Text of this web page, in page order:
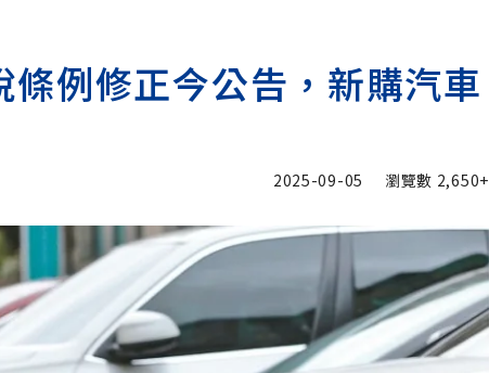
例修正今公告，新購汽車
2025-09-05 瀏覽數 2,650+